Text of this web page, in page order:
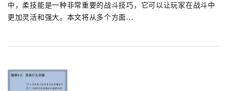
中，柔技能是一种非常重要的战斗技巧，它可以让玩家在战斗中
更加灵活和强大。本文将从多个方面...